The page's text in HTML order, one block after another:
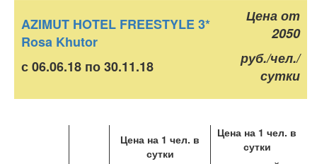
AZIMUT HOTEL FREESTYLE 3*
Rosa Khutor
с 06.06.18 по 30.11.18
Цена от
2050
руб./чел./
сутки
Цена на 1 чел. в
сутки
Цена на 1 чел. в
сутки